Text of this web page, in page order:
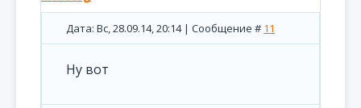
Дата: Вс, 28.09.14, 20:14 | Сообщение # 11
Ну вот